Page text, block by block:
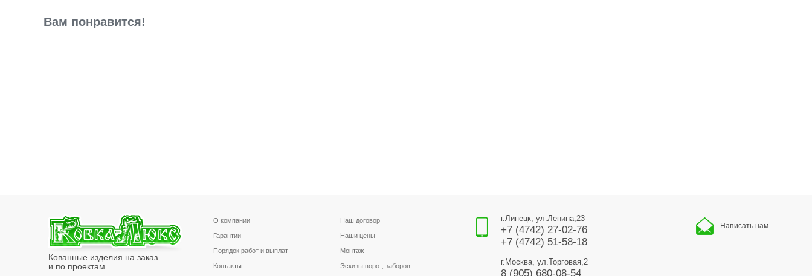
Вам понравится!
Кованные изделия на заказ
и по проектам
О компании Наш договор
Гарантии Наши цены
Порядок работ и выплат Монтаж
Контакты Эскизы ворот, заборов
г.Липецк, ул.Ленина,23
+7 (4742) 27-02-76
+7 (4742) 51-58-18
г.Москва, ул.Торговая,2
8 (905) 680-08-54
Написать нам